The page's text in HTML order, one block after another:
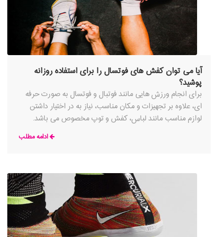
آیا می توان کفش های فوتسال را برای استفاده روزانه
پوشید؟
برای انجام ورزش هایی مانند فوتبال و فوتسال به صورت حرفه
ای، علاوه بر تجهیزات و مکان مناسب، نیاز به در اختیار داشتن
لوازم مناسب مانند لباس، کفش و توپ مخصوص می باشد.
داشتن کفش فوتسال مناسب یکی از مهمترین بخش های این
ورزش می باشد، چرا که بخش اصلی بازی فوتسال توسط پاهاادامه مطلب